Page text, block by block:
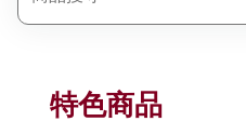
特色商品